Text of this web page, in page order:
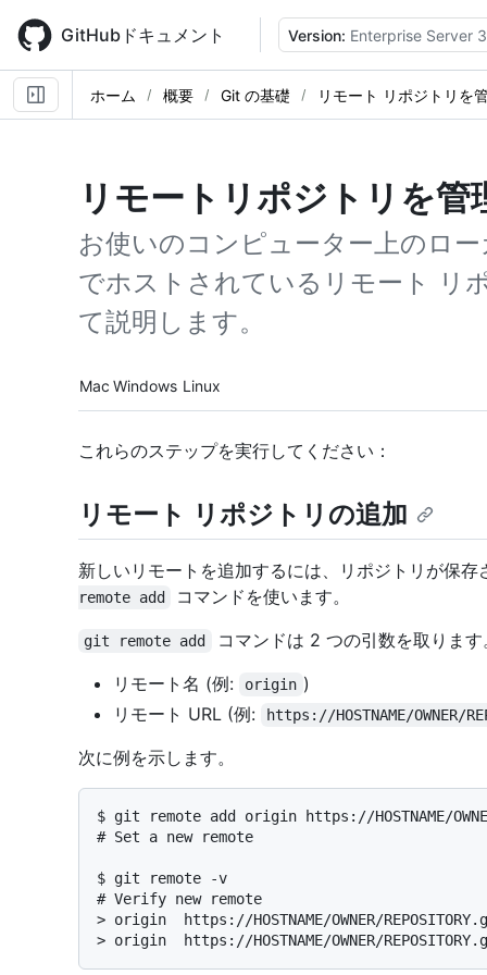
main
content
GitHubドキュメント Version: Enterprise Server
ホーム 概要 Git の基礎 リモート リポジトリを
リモートリポジトリを管
お使いのコンピューター上のロ
でホストされているリモート リ
て説明します。
Platform navigation
Mac Windows Linux
これらのステップを実行してください：
リモート リポジトリの追加
新しいリモートを追加するには、リポジトリが保
remote add コマンドを使います。
git remote add
コマンドは 2 つの引数を取ります
リモート名 (例:
origin )
リモート URL (例:
https://HOSTNAME/OWNER/
次に例を示します。
$ git remote add origin https://HOSTNAME/
# Set a new remote
$ git remote -v
# Verify new remote
> origin  https://HOSTNAME/OWNER/
> origin  https://HOSTNAME/OWNER/